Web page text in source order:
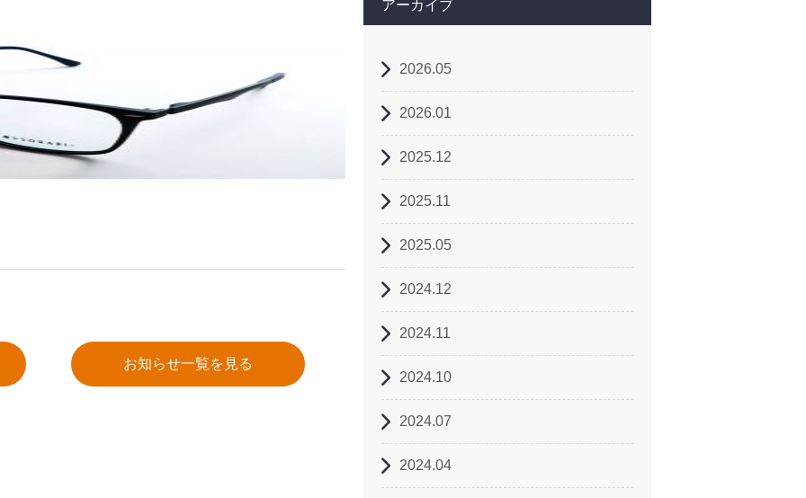
お知らせ一覧を見る
アーカイブ
2026.05
2026.01
2025.12
2025.11
2025.05
2024.12
2024.11
2024.10
2024.07
2024.04